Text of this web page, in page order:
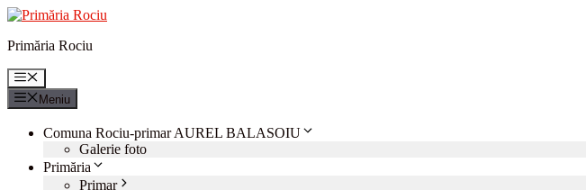
Sari
conținut
Primăria Rociu
Meniu
Meniu
Comuna Rociu-primar AUREL BALASOIU
Galerie foto
Primăria
Primar